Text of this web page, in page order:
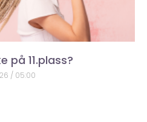
på 11.plass?
05:00